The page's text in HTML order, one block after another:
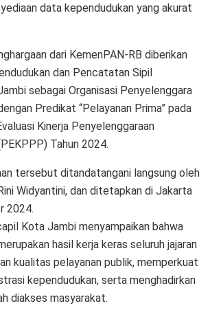
data kependudukan yang akurat
dari KemenPAN-RB diberikan
dan Pencatatan Sipil
sebagai Organisasi Penyelenggara
Predikat “Pelayanan Prima” pada
Kinerja Penyelenggaraan
Tahun 2024.
tersebut ditandatangani langsung oleh
Widyantini, dan ditetapkan di Jakarta
2024.
Kota Jambi menyampaikan bahwa
hasil kerja keras seluruh jajaran
kualitas pelayanan publik, memperkuat
kependudukan, serta menghadirkan
diakses masyarakat.